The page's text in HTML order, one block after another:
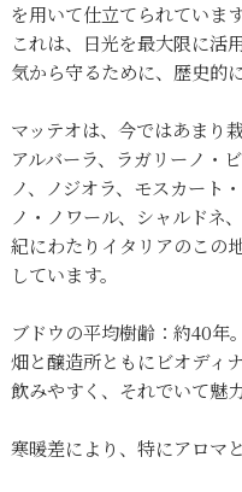
を用いて仕立てられています
これは、日光を最大限に活
気から守るために、歴史的
マッテオは、今ではあまり
アルバーラ、ラガリーノ・
ノ、ノジオラ、モスカート
ノ・ノワール、シャルドネ
紀にわたりイタリアのこの
しています。
ブドウの平均樹齢：約40年。
畑と醸造所ともにビオディ
飲みやすく、それでいて魅
寒暖差により、特にアロマ